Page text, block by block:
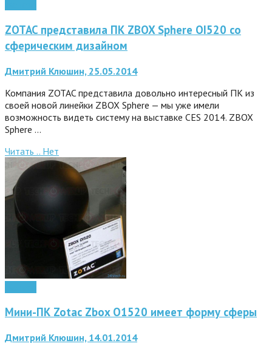
ZOTAC представила ПК ZBOX Sphere OI520 со
сферическим дизайном
Дмитрий Клюшин, 25.05.2014
Компания ZOTAC представила довольно интересный ПК из
своей новой линейки ZBOX Sphere — мы уже имели
возможность видеть систему на выставке CES 2014. ZBOX
Sphere …
Читать .. Нет
Мини-ПК Zotac Zbox O1520 имеет форму сферы
Дмитрий Клюшин, 14.01.2014